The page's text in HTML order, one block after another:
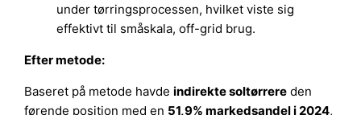
under tørringsprocessen, hvilket viste sig
effektivt til småskala, off-grid brug.
Efter metode:
Baseret på metode havde indirekte soltørrere den
førende position med en 51,9% markedsandel i 2024,